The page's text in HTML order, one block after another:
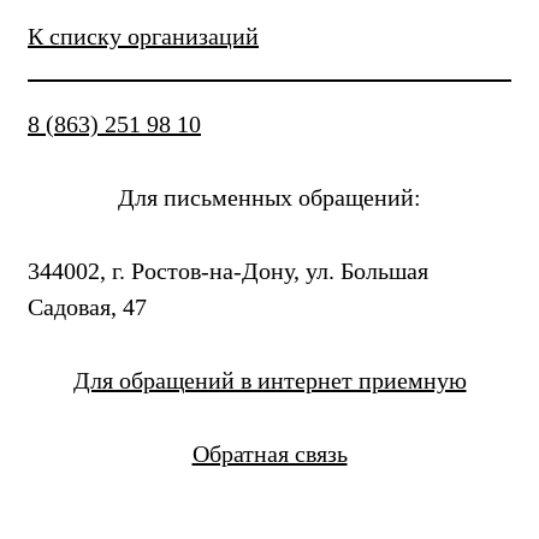
К списку организаций
8 (863) 251 98 10
Для письменных обращений:
344002, г. Ростов-на-Дону, ул. Большая
Садовая, 47
Для обращений в интернет приемную
Обратная связь